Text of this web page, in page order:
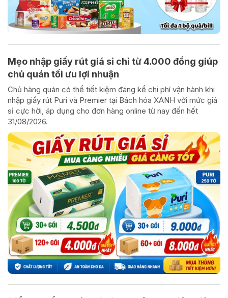
Mẹo nhập giấy rút giá sỉ chỉ từ 4.000 đồng giúp
chủ quán tối ưu lợi nhuận
Chủ hàng quán có thể tiết kiệm đáng kể chi phí vận hành khi
nhập giấy rút Puri và Premier tại Bách hóa XANH với mức giá
sỉ cực hời, áp dụng cho đơn hàng online từ nay đến hết
31/08/2026.